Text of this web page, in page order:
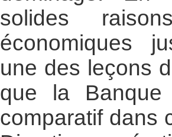
solides
économiques
une des leçons
que la Banque
comparatif dans